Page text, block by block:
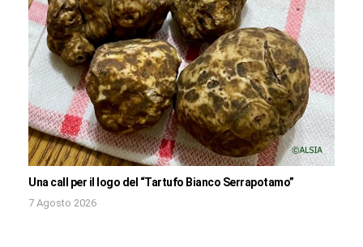
Una call per il logo del “Tartufo Bianco Serrapotamo”
7 Agosto 2026